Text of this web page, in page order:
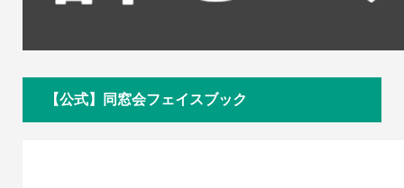
【公式】同窓会フェイスブック